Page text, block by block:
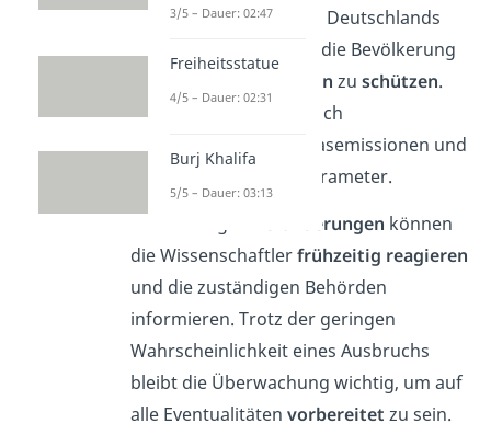
vulkanischen Regionen Deutschlands
sind darauf ausgelegt, die Bevölkerung
Gefahren zuschützen.
Sie messen kontinuierlich
Bodenbewegungen, Gasemissionen und
andere geologische Parameter.
Veränderungen können
die Wissenschaftlerfrühzeitig reagieren
und die zuständigen Behörden
informieren. Trotz der geringen
Wahrscheinlichkeit eines Ausbruchs
bleibt die Überwachung wichtig, um auf
alle Eventualitätenvorbereitet zu sein.
3/5 – Dauer: 02:47
Freiheitsstatue
4/5 – Dauer: 02:31
Burj Khalifa
5/5 – Dauer: 03:13